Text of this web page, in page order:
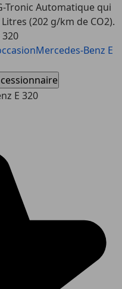
Tronic Automatique qui
(202 g/km de CO2).
Mercedes-Benz E
E 320